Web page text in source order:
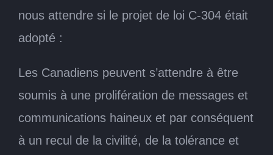
nous attendre si le projet de loi C-304 était
adopté :
Les Canadiens peuvent s’attendre à être
soumis à une prolifération de messages et
communications haineux et par conséquent
à un recul de la civilité, de la tolérance et